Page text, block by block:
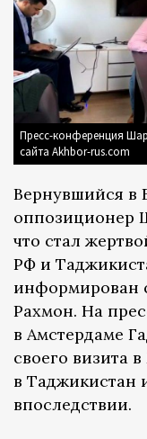
Пресс-конференция
сайта Akhbor-rus.com
Вернувшийся в
оппозиционер
что стал
РФ и
информирован
Рахмон. На
в Амстердаме
своего визита
в Таджикистан
впоследствии.